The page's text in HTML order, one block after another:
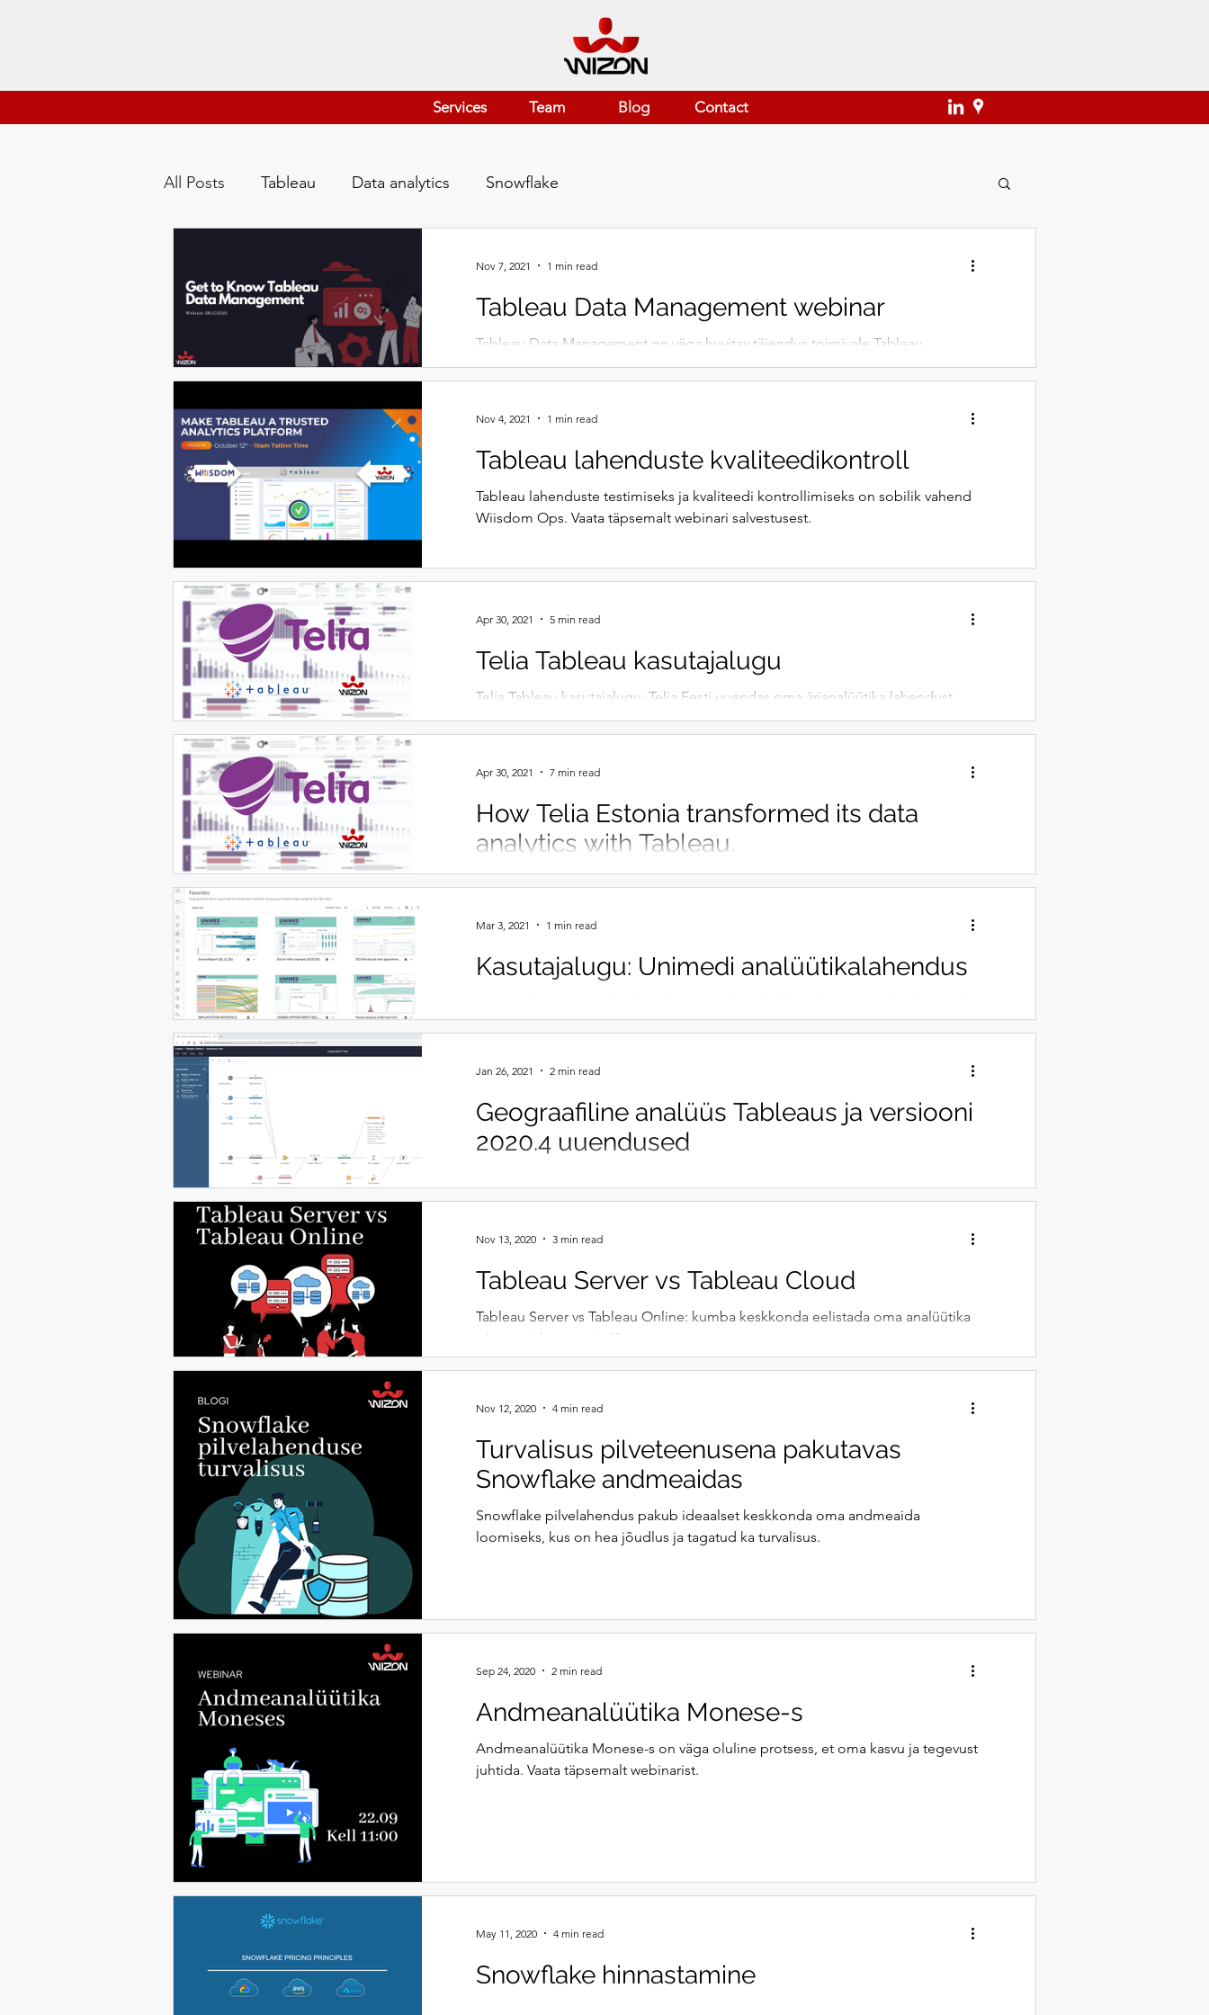
Services Team Blog Contact
All Posts Tableau Data analytics Snowflake
Tableau Data Management webinar
Tableau Data Management on väga huvitav täiendus toimivale Tableau
ärianalüütika keskkonnale. Vaata põhjalikumalt webinarist.
Nov 7, 2021 1 min read
Tableau lahenduste kvaliteedikontroll
Tableau lahenduste testimiseks ja kvaliteedi kontrollimiseks on sobilik vahend
Wiisdom Ops. Vaata täpsemalt webinari salvestusest.
Nov 4, 2021 1 min read
Telia Tableau kasutajalugu
Telia Tableau kasutajalugu: Telia Eesti uuendas oma ärianalüütika lahendust
ning viies kogu andmeanalüütika kõrgemale tasemele.
Apr 30, 2021 5 min read
How Telia Estonia transformed its data
analytics with Tableau.
Telia Estonia modernized its data analytics platform with Tableau and increased
Apr 30, 2021 7 min read
Kasutajalugu: Unimedi analüütikalahendus
Kasutajalugu Unimedi pilvepõhisest analüütika lahendusest, mis kombineerib
Snowflake andmebaasi ja Tableau Online platvormi.
Mar 3, 2021 1 min read
Geograafiline analüüs Tableaus ja versiooni
2020.4 uuendused
Loe blogi artiklist ja vaata ka lisatud videost.
Jan 26, 2021 2 min read
Tableau Server vs Tableau Cloud
Tableau Server vs Tableau Online: kumba keskkonda eelistada oma analüütika
platvormi kasutamisel?
Nov 13, 2020 3 min read
Turvalisus pilveteenusena pakutavas
Snowflake andmeaidas
Snowflake pilvelahendus pakub ideaalset keskkonda oma andmeaida
loomiseks, kus on hea jõudlus ja tagatud ka turvalisus.
Nov 12, 2020 4 min read
Andmeanalüütika Monese-s
Andmeanalüütika Monese-s on väga oluline protsess, et oma kasvu ja tegevust
juhtida. Vaata täpsemalt webinarist.
Sep 24, 2020 2 min read
Snowflake hinnastamine
May 11, 2020 4 min read